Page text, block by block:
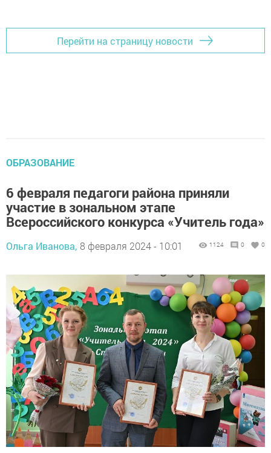
Перейти на страницу новости
ОБРАЗОВАНИЕ
6 февраля педагоги района приняли
участие в зональном этапе
Всероссийского конкурса «Учитель года»
Ольга Иванова, 8 февраля 2024 - 10:01 1124 0 0